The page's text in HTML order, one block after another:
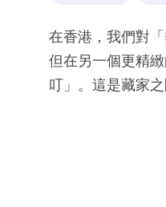
在香港，我們對
但在另一個更精
叮」。這是藏家